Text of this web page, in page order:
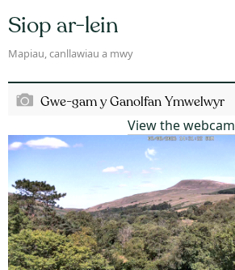
Siop ar-lein
Mapiau, canllawiau a mwy
Gwe-gam y Ganolfan Ymwelwyr
View the webcam